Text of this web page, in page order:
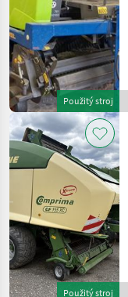
Použitý stroj
Použitý stroj